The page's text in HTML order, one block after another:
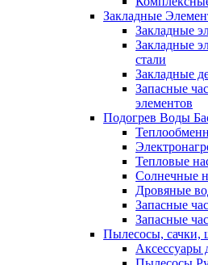
Закладные
Закладные
Закладные
стали
Закладные
Запасные
элементов
Подогрев Воды
Тепловые
Солнечные
Дровяные
Запасные
Запасные
Пылесосы, сачки,
Аксессуары